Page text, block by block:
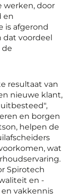
werken, door
en
is afgerond
dat voordeel
de
resultaat van
nieuwe klant,
en borgen
helpen de
wat
Spirotech
en -
vakkennis